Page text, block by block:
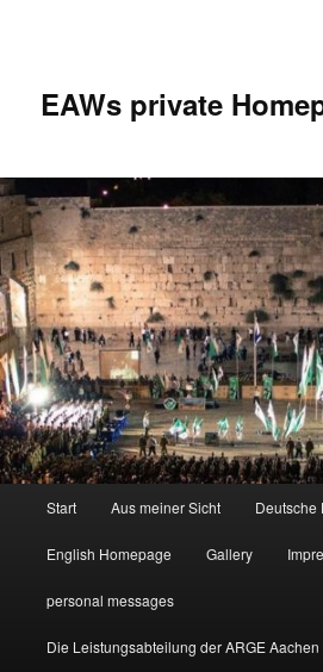
EAWs private
Start Aus meiner Sicht Deutsche
English Homepage Gallery
personal messages
Die Leistungsabteilung der ARGE